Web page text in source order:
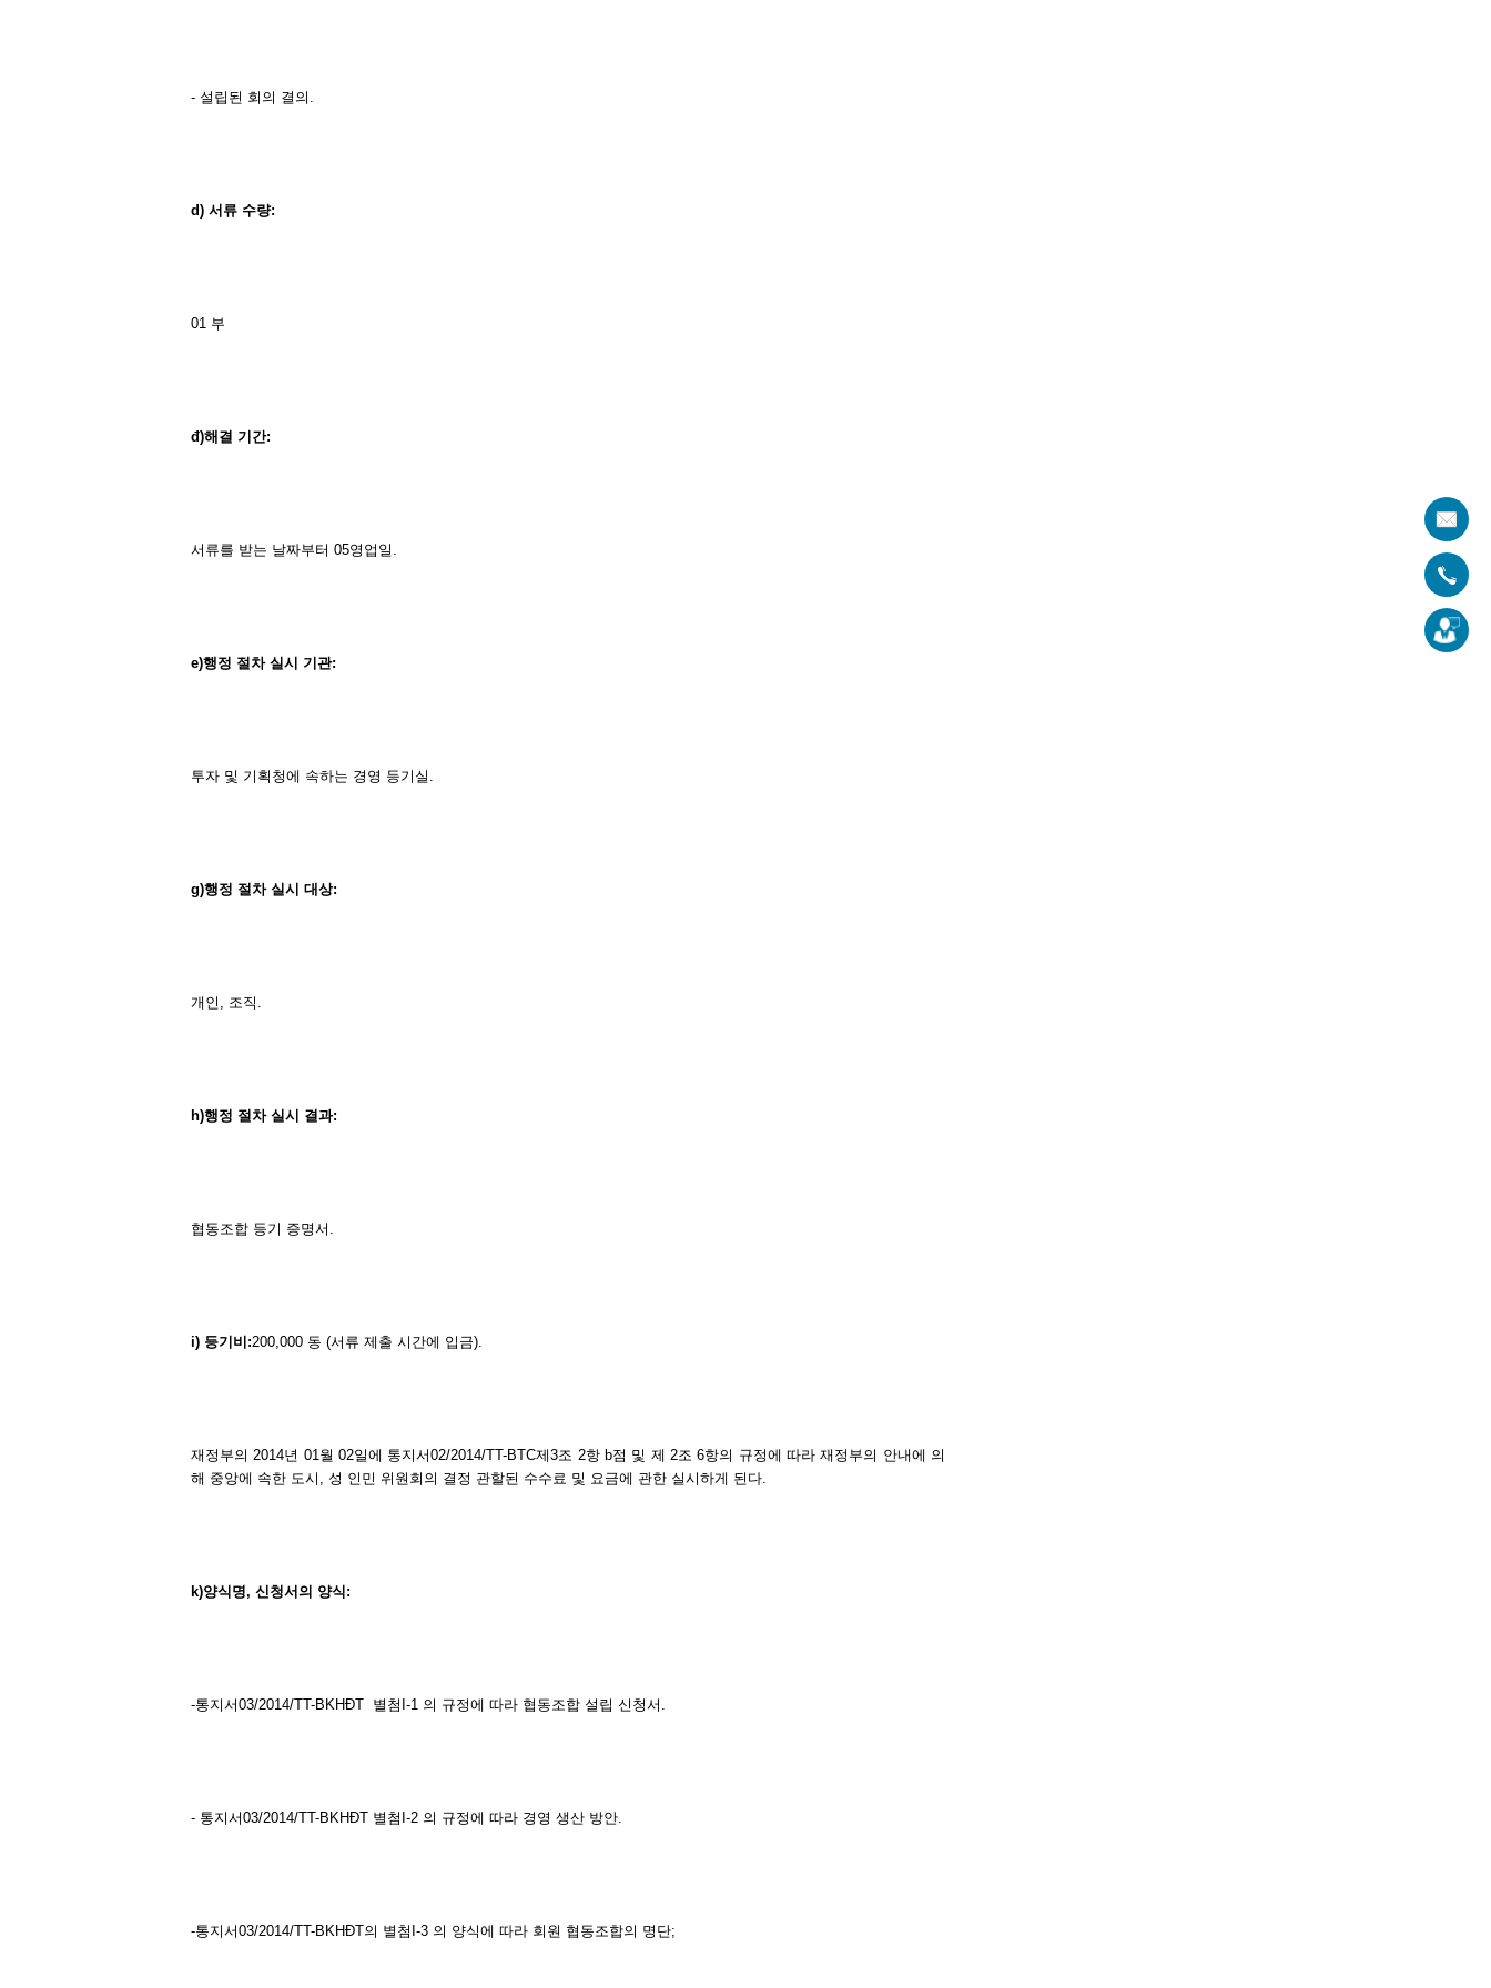
- 설립된 회의 결의.
d) 서류 수량:
01 부
đ)해결 기간:
서류를 받는 날짜부터 05영업일.
e)행정 절차 실시 기관:
투자 및 기획청에 속하는 경영 등기실.
g)행정 절차 실시 대상:
개인, 조직.
h)행정 절차 실시 결과:
협동조합 등기 증명서.
i) 등기비 :200,000 동 (서류 제출 시간에 입금).
재정부의 2014년 01월 02일에 통지서02/2014/TT-BTC제3조 2항 b점 및 제 2조 6항의 규정에 따라 재정부의 안내에 의
해 중앙에 속한 도시, 성 인민 위원회의 결정 관할된 수수료 및 요금에 관한 실시하게 된다.
k)양식명, 신청서의 양식:
-통지서03/2014/TT-BKHĐT 별첨I-1 의 규정에 따라 협동조합 설립 신청서.
- 통지서03/2014/TT-BKHĐT 별첨I-2 의 규정에 따라 경영 생산 방안.
-통지서03/2014/TT-BKHĐT의 별첨I-3 의 양식에 따라 회원 협동조합의 명단;